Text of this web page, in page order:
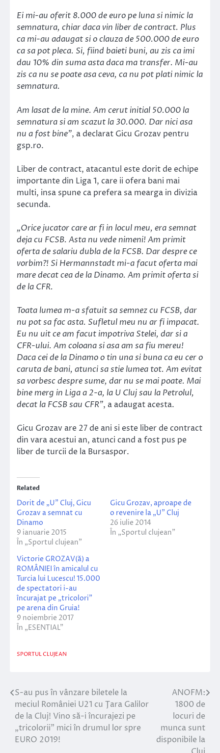
Ei mi-au oferit 8.000 de euro pe luna si nimic la
semnatura, chiar daca vin liber de contract. Plus
ca mi-au adaugat si o clauza de 500.000 de euro
ca sa pot pleca. Si, fiind baieti buni, au zis ca imi
dau 10% din suma asta daca ma transfer. Mi-au
zis ca nu se poate asa ceva, ca nu pot plati nimic la
semnatura.
Am lasat de la mine. Am cerut initial 50.000 la
semnatura si am scazut la 30.000. Dar nici asa
nu a fost bine”, a declarat Gicu Grozav pentru
gsp.ro.
Liber de contract, atacantul este dorit de echipe
importante din Liga 1, care ii ofera bani mai
multi, insa spune ca prefera sa mearga in divizia
secunda.
„Orice jucator care ar fi in locul meu, era semnat
deja cu FCSB. Asta nu vede nimeni! Am primit
oferta de salariu dubla de la FCSB. Dar despre ce
vorbim?! Si Hermannstadt mi-a facut oferta mai
mare decat cea de la Dinamo. Am primit oferta si
de la CFR.
Toata lumea m-a sfatuit sa semnez cu FCSB, dar
nu pot sa fac asta. Sufletul meu nu ar fi impacat.
Eu nu uit ce am facut impotriva Stelei, dar si a
CFR-ului. Am coloana si asa am sa fiu mereu!
Daca cei de la Dinamo o tin una si buna ca eu cer o
caruta de bani, atunci sa stie lumea tot. Am evitat
sa vorbesc despre sume, dar nu se mai poate. Mai
bine merg in Liga a 2-a, la U Cluj sau la Petrolul,
decat la FCSB sau CFR”, a adaugat acesta.
Gicu Grozav are 27 de ani si este liber de contract
din vara acestui an, atunci cand a fost pus pe
liber de turcii de la Bursaspor.
Related
Dorit de „U” Cluj, Gicu
Grozav a semnat cu
Dinamo
9 ianuarie 2015
În „Sportul clujean”
Gicu Grozav, aproape de
o revenire la „U” Cluj
26 iulie 2014
În „Sportul clujean”
Victorie GROZAV(ă) a
ROMÂNIEI în amicalul cu
Turcia lui Lucescu! 15.000
de spectatori i-au
încurajat pe „tricolori”
pe arena din Gruia!
9 noiembrie 2017
În „ESENTIAL”
SPORTUL CLUJEAN
Navigare
în
articole
S-au pus în vânzare biletele la
meciul României U21 cu Ţara Galilor
de la Cluj! Vino să-i încurajezi pe
„tricolorii” mici în drumul lor spre
EURO 2019!
ANOFM:
1800 de
locuri de
munca sunt
disponibile la